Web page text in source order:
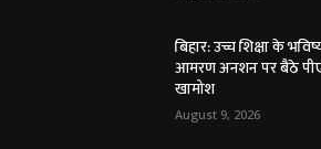
बिहार: उच्च शिक्षा के
आमरण अनशन पर बैठे
खामोश
August 9, 2026